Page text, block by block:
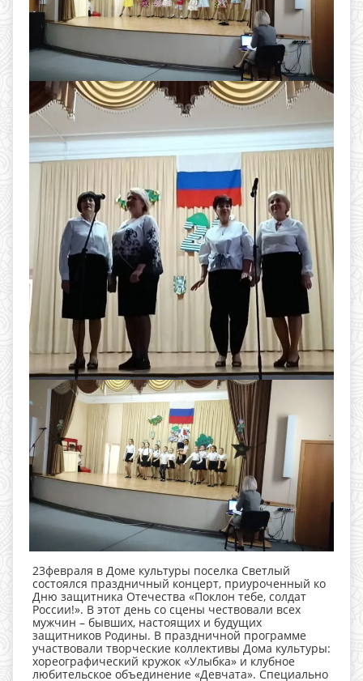
23февраля в Доме культуры поселка Светлый
состоялся праздничный концерт, приуроченный ко
Дню защитника Отечества «Поклон тебе, солдат
России!». В этот день со сцены чествовали всех
мужчин – бывших, настоящих и будущих
защитников Родины. В праздничной программе
участвовали творческие коллективы Дома культуры:
хореографический кружок «Улыбка» и клубное
любительское объединение «Девчата». Специально